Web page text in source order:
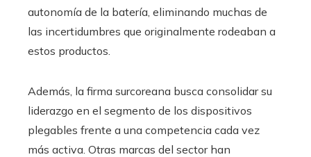
autonomía de la batería, eliminando muchas de
las incertidumbres que originalmente rodeaban a
estos productos.
Además, la firma surcoreana busca consolidar su
liderazgo en el segmento de los dispositivos
plegables frente a una competencia cada vez
más activa. Otras marcas del sector han